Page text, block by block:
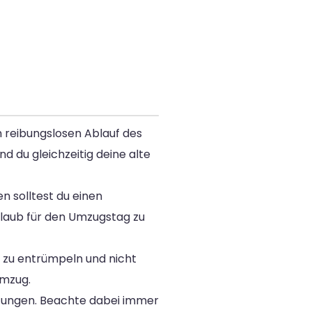
Ablauf des
du gleichzeitig deine alte
solltest du einen
für den Umzugstag zu
zu entrümpeln und nicht
Beachte dabei immer